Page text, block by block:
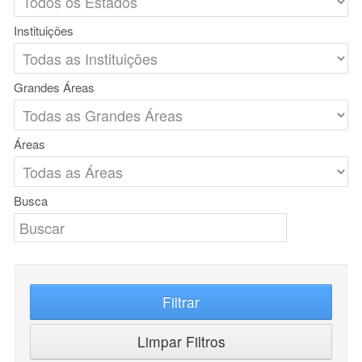
Instituições
Grandes Áreas
Áreas
Busca
Filtrar
Limpar Filtros